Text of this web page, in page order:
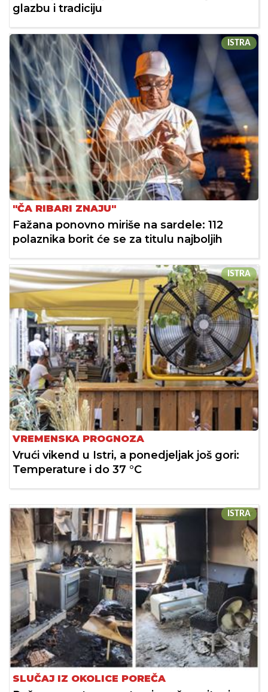
glazbu i tradiciju
ISTRA
"ČA RIBARI ZNAJU"
Fažana ponovno miriše na sardele: 112
polaznika borit će se za titulu najboljih
ISTRA
VREMENSKA PROGNOZA
Vrući vikend u Istri, a ponedjeljak još gori:
Temperature i do 37 °C
ISTRA
SLUČAJ IZ OKOLICE POREČA